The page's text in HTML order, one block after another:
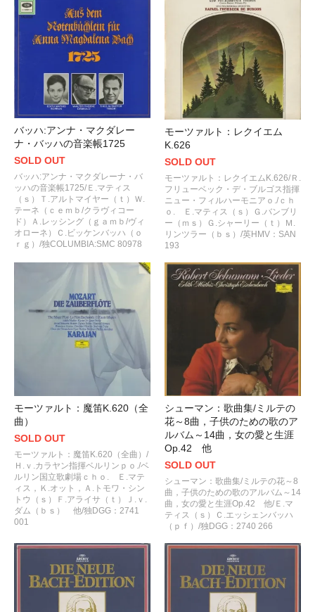
バッハ:アンナ・マクダレー
ナ・バッハの音楽帳1725
SOLD OUT
バッハ:アンナ・マクダレーナ・バ
ッハの音楽帳1725/Ｅ.マティス
（ｓ）Ｔ.アルトマイヤー（ｔ）Ｗ.
テーネ（ｃｅｍｂ/クラヴィコー
ド）Ａ.レッシング（ｇａｍｂ/ヴィ
オローネ）Ｃ.ビッケンバッハ（ｏ
ｒｇ）/独COLUMBIA:SMC 80978
モーツァルト：レクイエム
K.626
SOLD OUT
モーツァルト：レクイエムK.626/Ｒ.
フリューベック・デ・ブルゴス指揮
ニュー・フィルハーモニアｏ./ｃｈ
ｏ. Ｅ.マティス（ｓ）Ｇ.バンブリ
ー（ｍｓ）Ｇ.シャーリー（ｔ）Ｍ.
リンツラー（ｂｓ）/英HMV：SAN
193
モーツァルト：魔笛K.620（全
曲）
SOLD OUT
モーツァルト：魔笛K.620（全曲）/
Ｈ.ｖ.カラヤン指揮ベルリンｐｏ./ベ
ルリン国立歌劇場ｃｈｏ. Ｅ.マテ
ィス，Ｋ.オット，Ａ.トモワ・シン
トウ（ｓ）Ｆ.アライサ（ｔ）Ｊ.ｖ.
ダム（ｂｓ） 他/独DGG：2741
001
シューマン：歌曲集/ミルテの
花～8曲，子供のための歌のア
ルバム～14曲，女の愛と生涯
Op.42 他
SOLD OUT
シューマン：歌曲集/ミルテの花～8
曲，子供のための歌のアルバム～14
曲，女の愛と生涯Op.42 他/Ｅ.マ
ティス（ｓ）Ｃ.エッシェンバッハ
（ｐｆ）/独DGG：2740 266